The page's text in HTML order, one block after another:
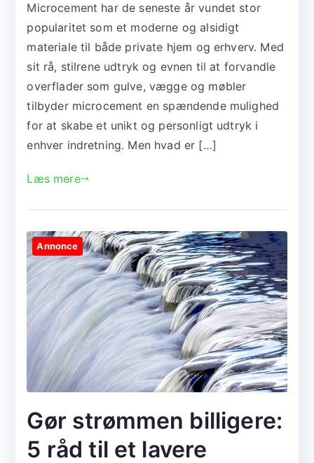
Microcement har de seneste år vundet stor
popularitet som et moderne og alsidigt
materiale til både private hjem og erhverv. Med
sit rå, stilrene udtryk og evnen til at forvandle
overflader som gulve, vægge og møbler
tilbyder microcement en spændende mulighed
for at skabe et unikt og personligt udtryk i
enhver indretning. Men hvad er […]
Læs mere
Annonce
Gør strømmen billigere:
5 råd til et lavere